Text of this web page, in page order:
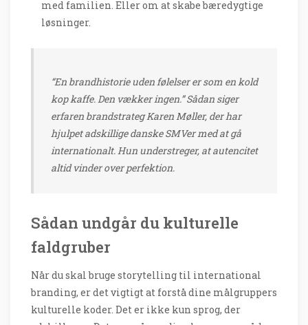
med familien. Eller om at skabe bæredygtige
løsninger.
“En brandhistorie uden følelser er som en kold
kop kaffe. Den vækker ingen.” Sådan siger
erfaren brandstrateg Karen Møller, der har
hjulpet adskillige danske SMVer med at gå
internationalt. Hun understreger, at autencitet
altid vinder over perfektion.
Sådan undgår du kulturelle
faldgruber
Når du skal bruge storytelling til international
branding, er det vigtigt at forstå dine målgruppers
kulturelle koder. Det er ikke kun sprog, der